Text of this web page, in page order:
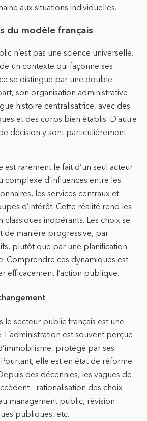
aux situations individuelles.
du modèle français
n’est pas une science universelle.
un contexte qui façonne ses
se distingue par une double
son organisation administrative
histoire centralisatrice, avec des
et des corps bien établis. D’autre
décision y sont particulièrement
rarement le fait d’un seul acteur.
complexe d’influences entre les
les services centraux et
d’intérêt. Cette réalité rend les
inopérants. Les choix se
de manière progressive, par
plutôt que par une planification
Comprendre ces dynamiques est
efficacement l’action publique.
le secteur public français est une
L’administration est souvent perçue
protégé par ses
elle est en état de réforme
des décennies, les vagues de
: rationalisation des choix
management public, révision
publiques, etc.